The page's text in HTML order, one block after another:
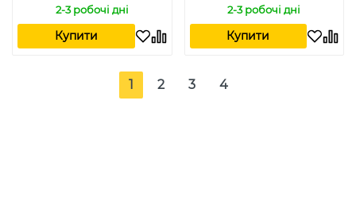
2-3 робочі дні
Купити
2-3 робочі дні
Купити
1 2 3 4